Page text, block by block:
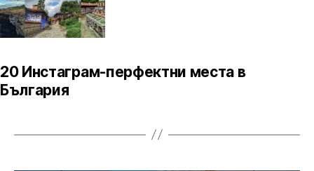
20 Инстаграм-перфектни места в
България